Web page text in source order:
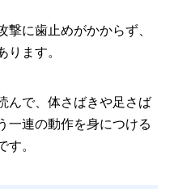
に歯止めがかからず、
ります。
んで、体さばきや足さば
一連の動作を身につける
す。